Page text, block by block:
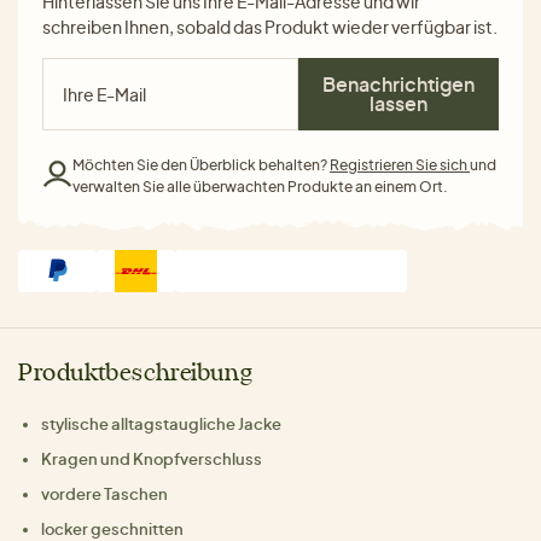
schreiben Ihnen, sobald das Produkt wieder verfügbar ist.
Benachrichtigen
lassen
Möchten Sie den Überblick behalten? Registrieren Sie sichund
verwalten Sie alle überwachten Produkte an einem Ort.
Produktbeschreibung
stylische alltagstaugliche Jacke
Kragen und Knopfverschluss
vordere Taschen
locker geschnitten